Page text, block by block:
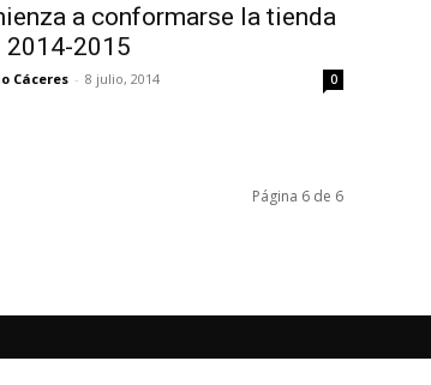
a conformarse la tienda
2014-2015
Cáceres - 8 julio, 2014 0
Página 6 de 6